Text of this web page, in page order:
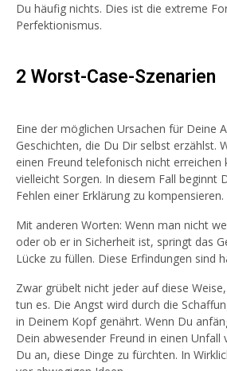
Du häufig nichts. Dies ist die extreme
Perfektionismus.
2 Worst-Case-Szenarien
Eine der möglichen Ursachen für Deine
Geschichten, die Du Dir selbst erzählst.
einen Freund telefonisch nicht
vielleicht Sorgen. In diesem Fall beginnt
Fehlen einer Erklärung zu kompensieren.
Mit anderen Worten: Wenn man nicht
oder ob er in Sicherheit ist, springt das
Lücke zu füllen. Diese Erfindungen sind
Zwar grübelt nicht jeder auf diese
tun es. Die Angst wird durch die
in Deinem Kopf genährt. Wenn Du
Dein abwesender Freund in einen
Du an, diese Dinge zu fürchten. In